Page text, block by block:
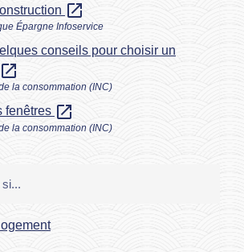
open_in_new
Épargne Infoservice
conseils pour choisir un
open_in_new
la consommation (INC)
fenêtres open_in_new
la consommation (INC)